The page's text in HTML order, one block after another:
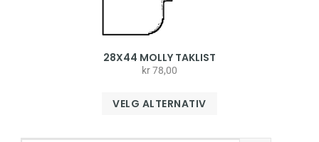
28X44 MOLLY TAKLIST
kr78,00
VELG ALTERNATIV